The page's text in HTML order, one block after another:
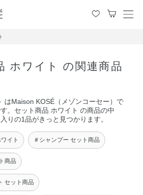
メ
ホワイト の関連商品
はMaison KOSÉ（メゾンコーセー）で
。セット商品 ホワイト の商品の中
りの1品がきっと見つかります。
イト ＃シャンプー セット商品
商品
セット商品